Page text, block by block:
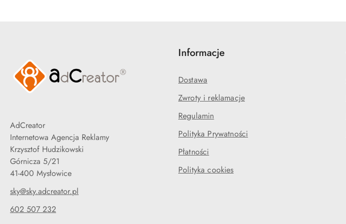
AdCreator
Internetowa Agencja Reklamy
Krzysztof Hudzikowski
Górnicza 5/21
41-400 Mysłowice
sky@sky.adcreator.pl
602 507 232
Informacje
Dostawa
Zwroty i reklamacje
Regulamin
Polityka Prywatności
Płatności
Polityka cookies